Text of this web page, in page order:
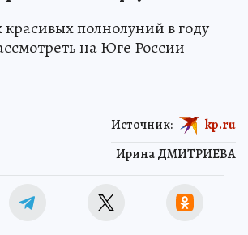
полнолуний в году
на Юге России
Ирина ДМИТРИЕВА
Источник: kp.ru